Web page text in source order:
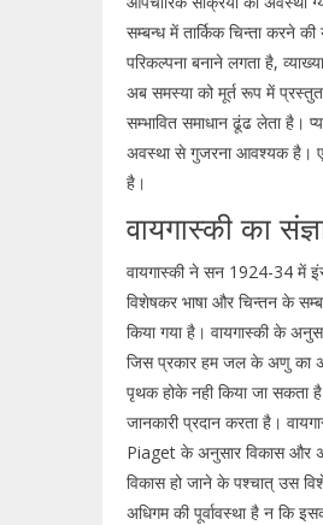
सम्बन्ध में तार्किक चिन्ता करने
परिकल्पना बनाने लगता है,
अब समस्या को मूर्त रूप में
सम्भावित समाधान ढूंढ लेता है।
अवस्था से गुजरना आवश्यक है।
है।
वायगास्की का
वायगास्की ने सन 1924-34 में
विशेषकर भाषा और चिन्तन के
किया गया है। वायगास्की के
जिस प्रकार हम जल के अणु का
पृथक होके नही किया जा सकता
जानकारी प्रदान करता है।
Piaget के अनुसार विकास और
विकास हो जाने के पश्चात् उस
अधिगम की पूर्वावस्था है न कि